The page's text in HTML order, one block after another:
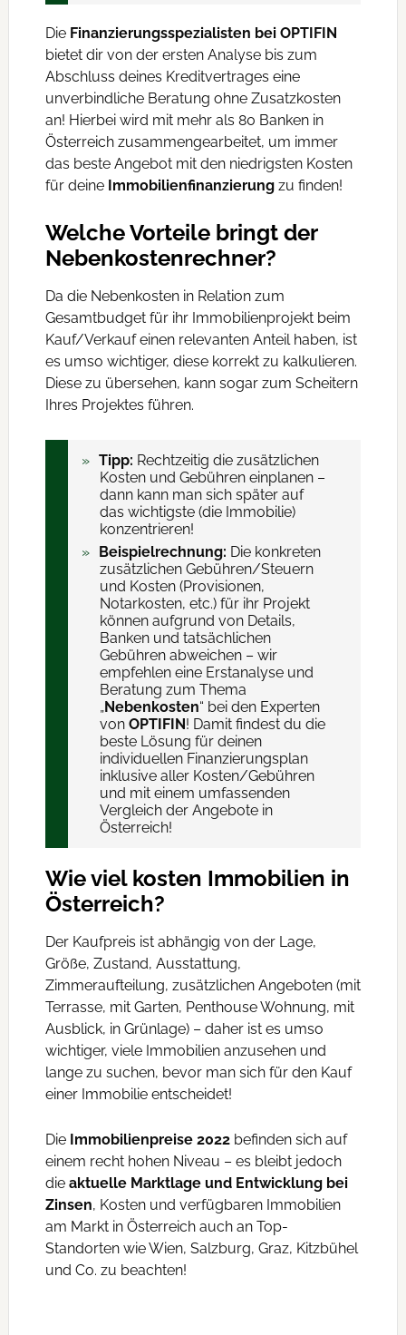
Die Finanzierungsspezialisten bei OPTIFIN
bietet dir von der ersten Analyse bis zum
Abschluss deines Kreditvertrages eine
unverbindliche Beratung ohne Zusatzkosten
an! Hierbei wird mit mehr als 80 Banken in
Österreich zusammengearbeitet, um immer
das beste Angebot mit den niedrigsten Kosten
für deine Immobilienfinanzierungzu finden!
Welche Vorteile bringt der
Nebenkostenrechner?
Da die Nebenkosten in Relation zum
Gesamtbudget für ihr Immobilienprojekt beim
Kauf/Verkauf einen relevanten Anteil haben, ist
es umso wichtiger, diese korrekt zu kalkulieren.
Diese zu übersehen, kann sogar zum Scheitern
Ihres Projektes führen.
Tipp: Rechtzeitig die zusätzlichen
Kosten und Gebühren einplanen –
dann kann man sich später auf
das wichtigste (die Immobilie)
konzentrieren!
Beispielrechnung: Die konkreten
zusätzlichen Gebühren/Steuern
und Kosten (Provisionen,
Notarkosten, etc.) für ihr Projekt
können aufgrund von Details,
Banken und tatsächlichen
Gebühren abweichen – wir
empfehlen eine Erstanalyse und
Beratung zum Thema
„Nebenkosten“ bei den Experten
von OPTIFIN! Damit findest du die
beste Lösung für deinen
individuellen Finanzierungsplan
inklusive aller Kosten/Gebühren
und mit einem umfassenden
Vergleich der Angebote in
Österreich!
Wie viel kosten Immobilien in
Österreich?
Der Kaufpreis ist abhängig von der Lage,
Größe, Zustand, Ausstattung,
Zimmeraufteilung, zusätzlichen Angeboten (mit
Terrasse, mit Garten, Penthouse Wohnung, mit
Ausblick, in Grünlage) – daher ist es umso
wichtiger, viele Immobilien anzusehen und
lange zu suchen, bevor man sich für den Kauf
einer Immobilie entscheidet!
Die Immobilienpreise 2022befinden sich auf
einem recht hohen Niveau – es bleibt jedoch
die aktuelle Marktlage und Entwicklung bei
Zinsen, Kosten und verfügbaren Immobilien
am Markt in Österreich auch an Top-
Standorten wie Wien, Salzburg, Graz, Kitzbühel
und Co. zu beachten!